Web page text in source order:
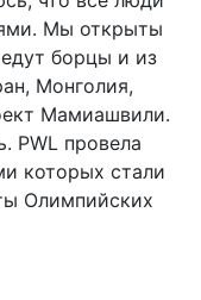
Мы открыты
борцы и из
Монголия,
Мамиашвили.
PWL провела
которых стали
Олимпийских